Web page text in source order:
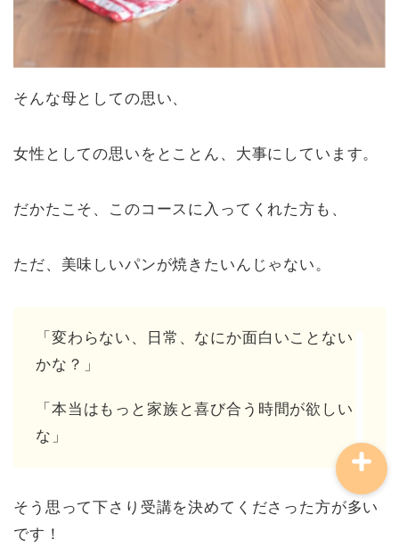
そんな母としての思い、
女性としての思いをとことん、大事にしています。
だかたこそ、このコースに入ってくれた方も、
ただ、美味しいパンが焼きたいんじゃない。
「変わらない、日常、なにか面白いことない
かな？」
「本当はもっと家族と喜び合う時間が欲しい
な」
そう思って下さり受講を決めてくださった方が多い
です！